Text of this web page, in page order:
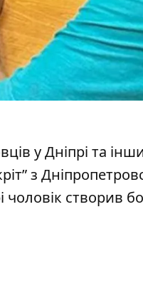
у Дніпрі та
з
чоловік створив